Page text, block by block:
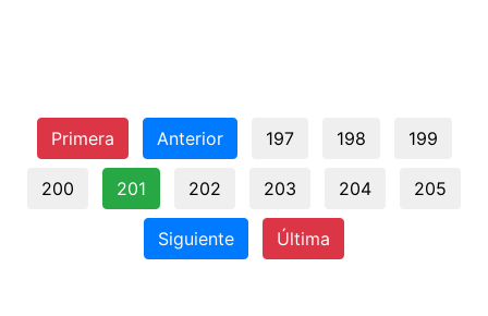
Primera Anterior 197 198 199
200 201 202 203 204 205
Siguiente Última